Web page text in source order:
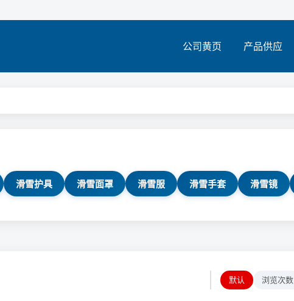
公司黄页 产品供应
滑雪护具 滑雪面罩 滑雪服 滑雪手套 滑雪镜
默认 浏览次数